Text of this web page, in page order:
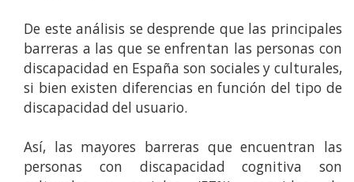
De este análisis se desprende que las principales
barreras a las que se enfrentan las personas con
discapacidad en España son sociales y culturales,
si bien existen diferencias en función del tipo de
discapacidad del usuario.
Así, las mayores barreras que encuentran las
personas con discapacidad cognitiva son